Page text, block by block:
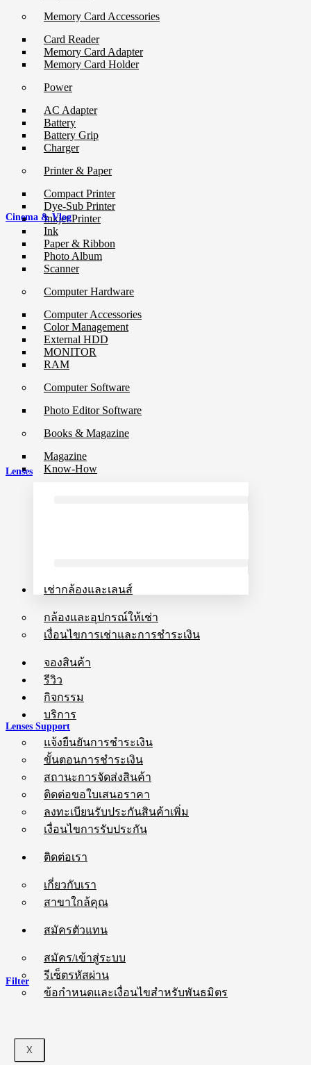
Memory Card Accessories
Card Reader
Memory Card Adapter
Memory Card Holder
Power
AC Adapter
Battery
Battery Grip
Charger
Printer & Paper
Compact Printer
Dye-Sub Printer
Inkjet Printer
Ink
Paper & Ribbon
Photo Album
Scanner
Computer Hardware
Computer Accessories
Color Management
External HDD
MONITOR
RAM
Computer Software
Photo Editor Software
Books & Magazine
Magazine
Know-How
เช่ากล้องและเลนส์
กล้องและอุปกรณ์ให้เช่า
เงื่อนไขการเช่าและการชำระเงิน
จองสินค้า
รีวิว
กิจกรรม
บริการ
แจ้งยืนยันการชำระเงิน
ขั้นตอนการชำระเงิน
สถานะการจัดส่งสินค้า
ติดต่อขอใบเสนอราคา
ลงทะเบียนรับประกันสินค้าเพิ่ม
เงื่อนไขการรับประกัน
ติดต่อเรา
เกี่ยวกับเรา
สาขาใกล้คุณ
สมัครตัวแทน
สมัคร/เข้าสู่ระบบ
รีเซ็ตรหัสผ่าน
ข้อกำหนดและเงื่อนไขสำหรับพันธมิตร
X
Cinema & Vlog
Lenses
Lenses Support
Filter